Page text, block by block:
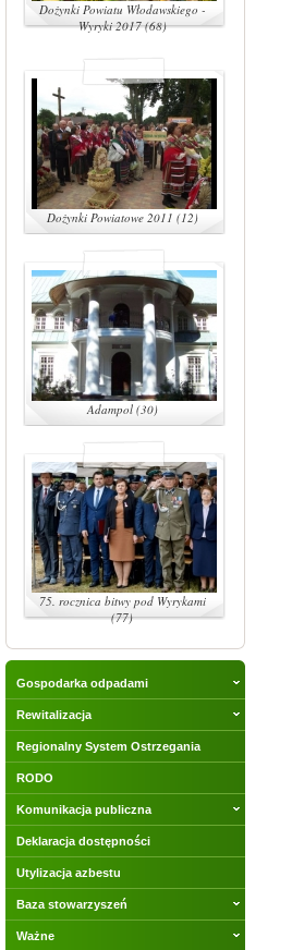
Dożynki Powiatu Włodawskiego -
Wyryki 2017 (68)
Dożynki Powiatowe 2011 (12)
Adampol (30)
75. rocznica bitwy pod Wyrykami
(77)
Gospodarka odpadami
Rewitalizacja
Regionalny System Ostrzegania
RODO
Komunikacja publiczna
Deklaracja dostępności
Utylizacja azbestu
Baza stowarzyszeń
Ważne